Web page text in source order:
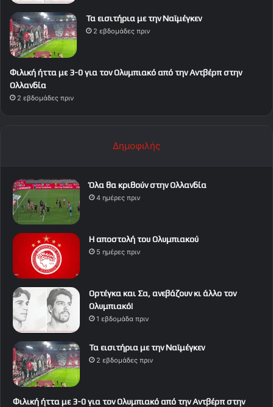
Τα εισιτήρια με την Ναϊμέγκεν
2 εβδομάδες πριν
Φιλική ήττα με 3-0 για τον Ολυμπιακό από την Αντβέρπ στην
Ολλανδία
2 εβδομάδες πριν
Δημοφιλής
Όλα θα κριθούν στην Ολλανδία
4 ημέρες πριν
Η αποστολή του Ολυμπιακού
5 ημέρες πριν
Ορτέγκα και Σα, ανεβάζουν κι άλλο τον
Ολυμπιακό!
1 εβδομάδα πριν
Τα εισιτήρια με την Ναϊμέγκεν
2 εβδομάδες πριν
Φιλική ήττα με 3-0 για τον Ολυμπιακό από την Αντβέρπ στην